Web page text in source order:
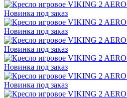
Новинка под заказ
Новинка под заказ
Новинка под заказ
Новинка под заказ
Новинка под заказ